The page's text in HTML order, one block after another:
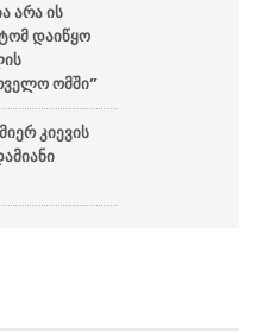
არა ის
დაიწყო
ომში”
კიევის